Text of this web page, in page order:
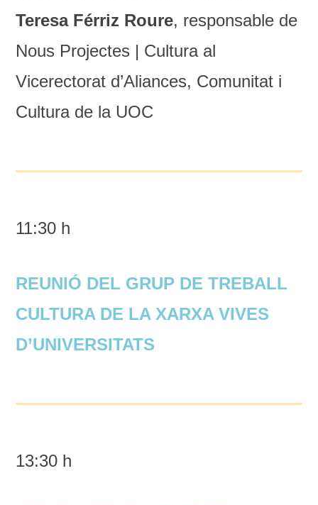
Teresa Férriz Roure, responsable de
Nous Projectes | Cultura al
Vicerectorat d’Aliances, Comunitat i
Cultura de la UOC
11:30 h
REUNIÓ DEL GRUP DE TREBALL
CULTURA DE LA XARXA VIVES
D’UNIVERSITATS
13:30 h